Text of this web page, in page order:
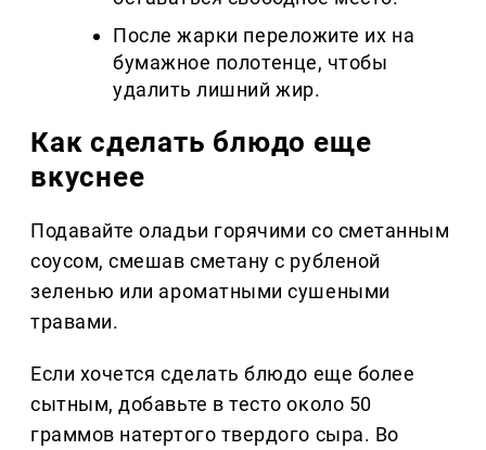
После жарки переложите их на
бумажное полотенце, чтобы
удалить лишний жир.
Как сделать блюдо еще
вкуснее
Подавайте оладьи горячими со сметанным
соусом, смешав сметану с рубленой
зеленью или ароматными сушеными
травами.
Если хочется сделать блюдо еще более
сытным, добавьте в тесто около 50
граммов натертого твердого сыра. Во